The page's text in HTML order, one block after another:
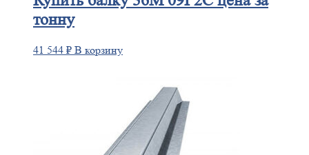
тонну
41 544 ₽ В корзину